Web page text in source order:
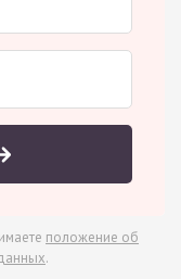
положение об
.